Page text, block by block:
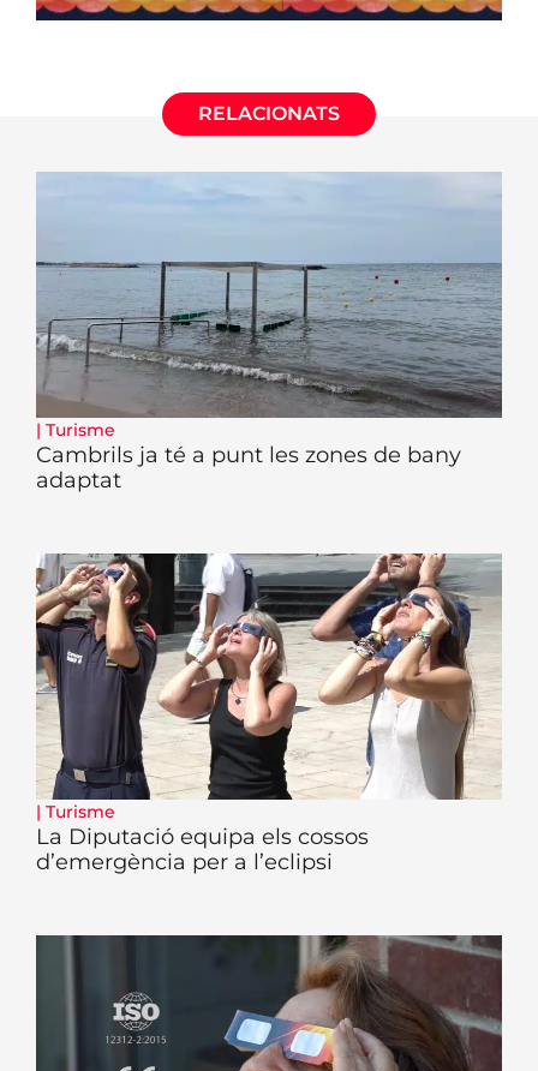
RELACIONATS
| Turisme
Cambrils ja té a punt les zones de bany
adaptat
| Turisme
La Diputació equipa els cossos
d’emergència per a l’eclipsi